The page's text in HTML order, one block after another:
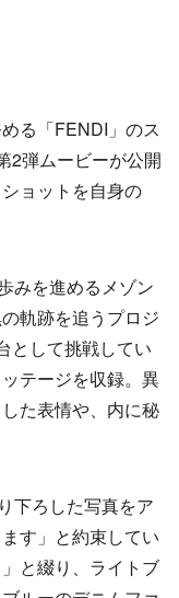
る「FENDI」のス
2弾ムービーが公開
ョットを自身の
みを進めるメゾン
軌跡を追うプロジ
として挑戦してい
テージを収録。異
た表情や、内に秘
下ろした写真をア
す」と約束してい
と綴り、ライトブ